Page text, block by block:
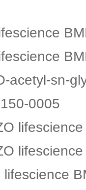
acetyl-sn-
0005
lifescience